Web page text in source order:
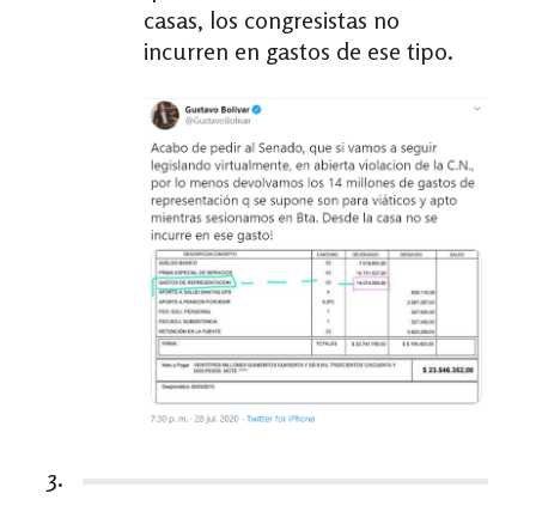
casas, los congresistas no
incurren en gastos de ese tipo.
3.